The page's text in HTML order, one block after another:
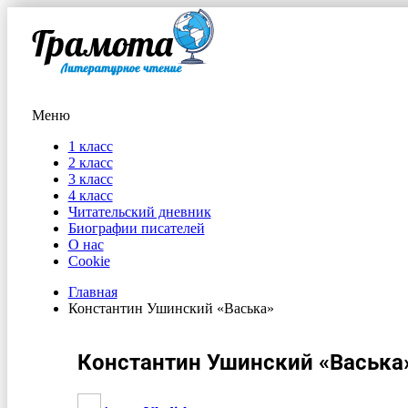
Меню
1 класс
2 класс
3 класс
4 класс
Читательский дневник
Биографии писателей
О нас
Cookie
Главная
Константин Ушинский «Васька»
Константин Ушинский